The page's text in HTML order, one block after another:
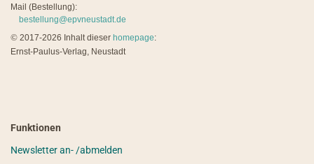
Mail (Bestellung):
bestellung@epvneustadt.de
© 2017-2026 Inhalt dieser homepage:
Ernst-Paulus-Verlag, Neustadt
Funktionen
Newsletter an- /abmelden